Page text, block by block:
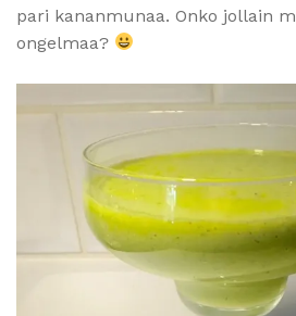
pari kananmunaa. Onko jollain
ongelmaa?